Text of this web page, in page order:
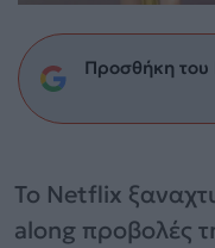
Προσθήκη του
Το Netflix
along προβολές